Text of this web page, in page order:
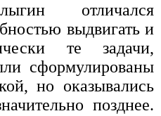
отличался
выдвигать и
те задачи,
сформулированы
но оказывались
позднее.